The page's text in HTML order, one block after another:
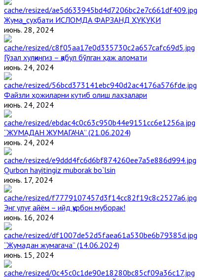
Жума_суҳбати ИСЛОМДА ФАРЗАНД ҲУҚУҚИ
июнь. 28, 2024
Гўзал хулқингиз – қабул бўлган ҳаж аломати
июнь. 24, 2024
Файзли ҳожиларни кутиб олиш лаҳзалари
июнь. 24, 2024
“ЖУМАДАН ЖУМАГАЧА” (21.06.2024)
июнь. 24, 2024
Qurbon hayitingiz muborak bo`lsin
июнь. 17, 2024
Энг улуғ айём – ийд қурбон муборак!
июнь. 16, 2024
“Жумадан жумагача” (14.06.2024)
июнь. 15, 2024